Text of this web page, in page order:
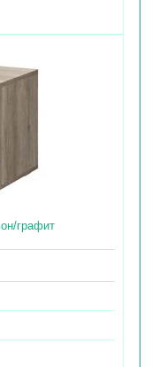
графит